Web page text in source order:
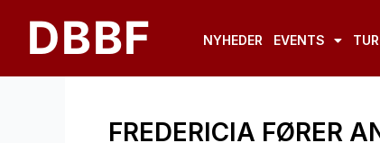
indholdetDBBF NYHEDER EVENTS
FREDERICIA FØRER